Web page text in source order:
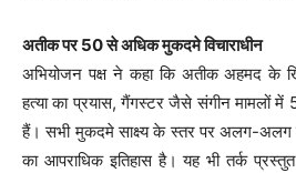
अतीक पर 50 से अधिक मुकदमे विचाराधीन
अभियोजन पक्ष ने कहा कि अतीक अहमद के
हत्या का प्रयास, गैंगस्टर जैसे संगीन मामलों में
हैं। सभी मुकदमे साक्ष्य के स्तर पर अलग-अलग
का आपराधिक इतिहास है। यह भी तर्क